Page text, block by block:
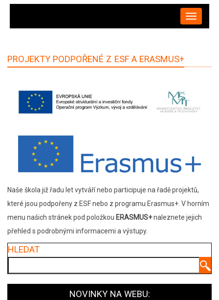
PROJEKTY PODPOŘENÉ Z ESF A ERASMUS+
Naše škola již řadu let vytváří nebo participuje na řadě projektů,
které jsou podpořeny z ESF nebo z programu Erasmus+. V horním
menu našich stránek pod položkou ERASMUS+naleznete jejich
přehled s podrobnými informacemi a výstupy.
HLEDAT
NOVINKY NA WEBU: